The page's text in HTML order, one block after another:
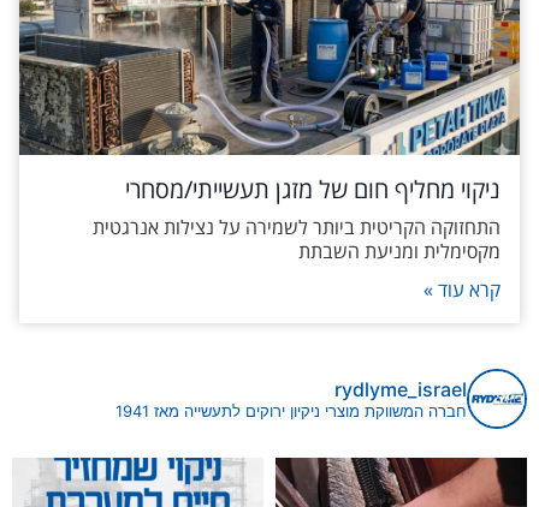
ניקוי מחליף חום של מזגן תעשייתי/מסחרי
התחזוקה הקריטית ביותר לשמירה על נצילות אנרגטית
מקסימלית ומניעת השבתת
קרא עוד »
rydlyme_israel
חברה המשווקת מוצרי ניקיון ירוקים לתעשייה מאז 1941
במערכות קירור ומיזוג היא לא